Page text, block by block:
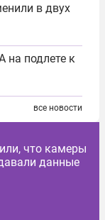
в двух
подлете к
все новости
что камеры
данные